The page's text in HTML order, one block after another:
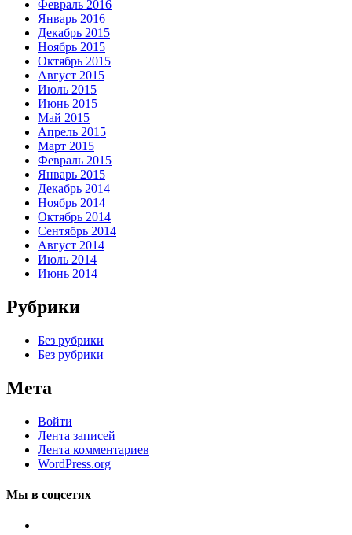
Февраль 2016
Январь 2016
Декабрь 2015
Ноябрь 2015
Октябрь 2015
Август 2015
Июль 2015
Июнь 2015
Май 2015
Апрель 2015
Март 2015
Февраль 2015
Январь 2015
Декабрь 2014
Ноябрь 2014
Октябрь 2014
Сентябрь 2014
Август 2014
Июль 2014
Июнь 2014
Рубрики
Без рубрики
Без рубрики
Мета
Войти
Лента записей
Лента комментариев
WordPress.org
Мы в соцсетях